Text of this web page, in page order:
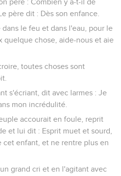
père : Combien y a-t-il de
père dit : Dès son enfance.
le feu et dans l'eau, pour le
quelque chose, aide-nous et aie
toutes choses sont
s'écriant, dit avec larmes : Je
mon incrédulité.
accourait en foule, reprit
et lui dit : Esprit muet et sourd,
cet enfant, et ne rentre plus en
grand cri et en l'agitant avec